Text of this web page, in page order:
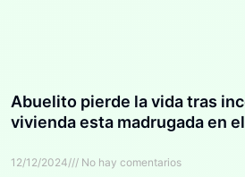
Abuelito pierde la vida tras
vivienda esta madrugada en
12/12/2024 No hay comentarios